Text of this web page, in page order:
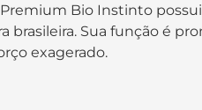
Bio Instinto
Sua função é
exagerado.